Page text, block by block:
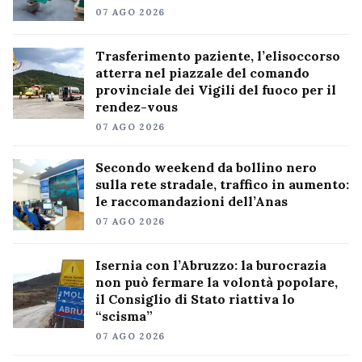
07 AGO 2026
Trasferimento paziente, l’elisoccorso
atterra nel piazzale del comando
provinciale dei Vigili del fuoco per il
rendez-vous
07 AGO 2026
Secondo weekend da bollino nero
sulla rete stradale, traffico in aumento:
le raccomandazioni dell’Anas
07 AGO 2026
Isernia con l’Abruzzo: la burocrazia
non può fermare la volontà popolare,
il Consiglio di Stato riattiva lo
“scisma”
07 AGO 2026